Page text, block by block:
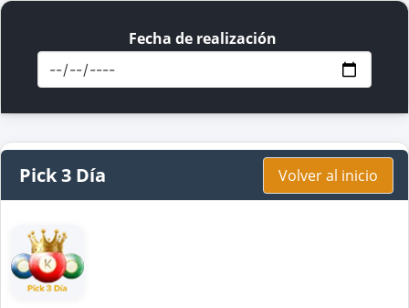
Fecha de realización
Pick 3 Día Volver al inicio